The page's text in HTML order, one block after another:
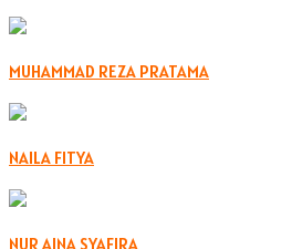
MUHAMMAD REZA PRATAMA
NAILA FITYA
NUR AINA SYAFIRA